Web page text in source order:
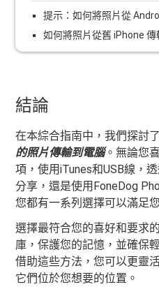
提示：如何將照片從
如何將照片從舊 iPhone
結論
在本綜合指南中，我們探討
的照片傳輸到電腦。無論您
項，使用iTunes和USB線，
分享，還是使用FoneDog
您都有一系列選擇可以滿足
選擇最符合您的喜好和要求
庫，保護您的記憶，並確保
借助這些方法，您可以更靈
它們位於您想要的位置。